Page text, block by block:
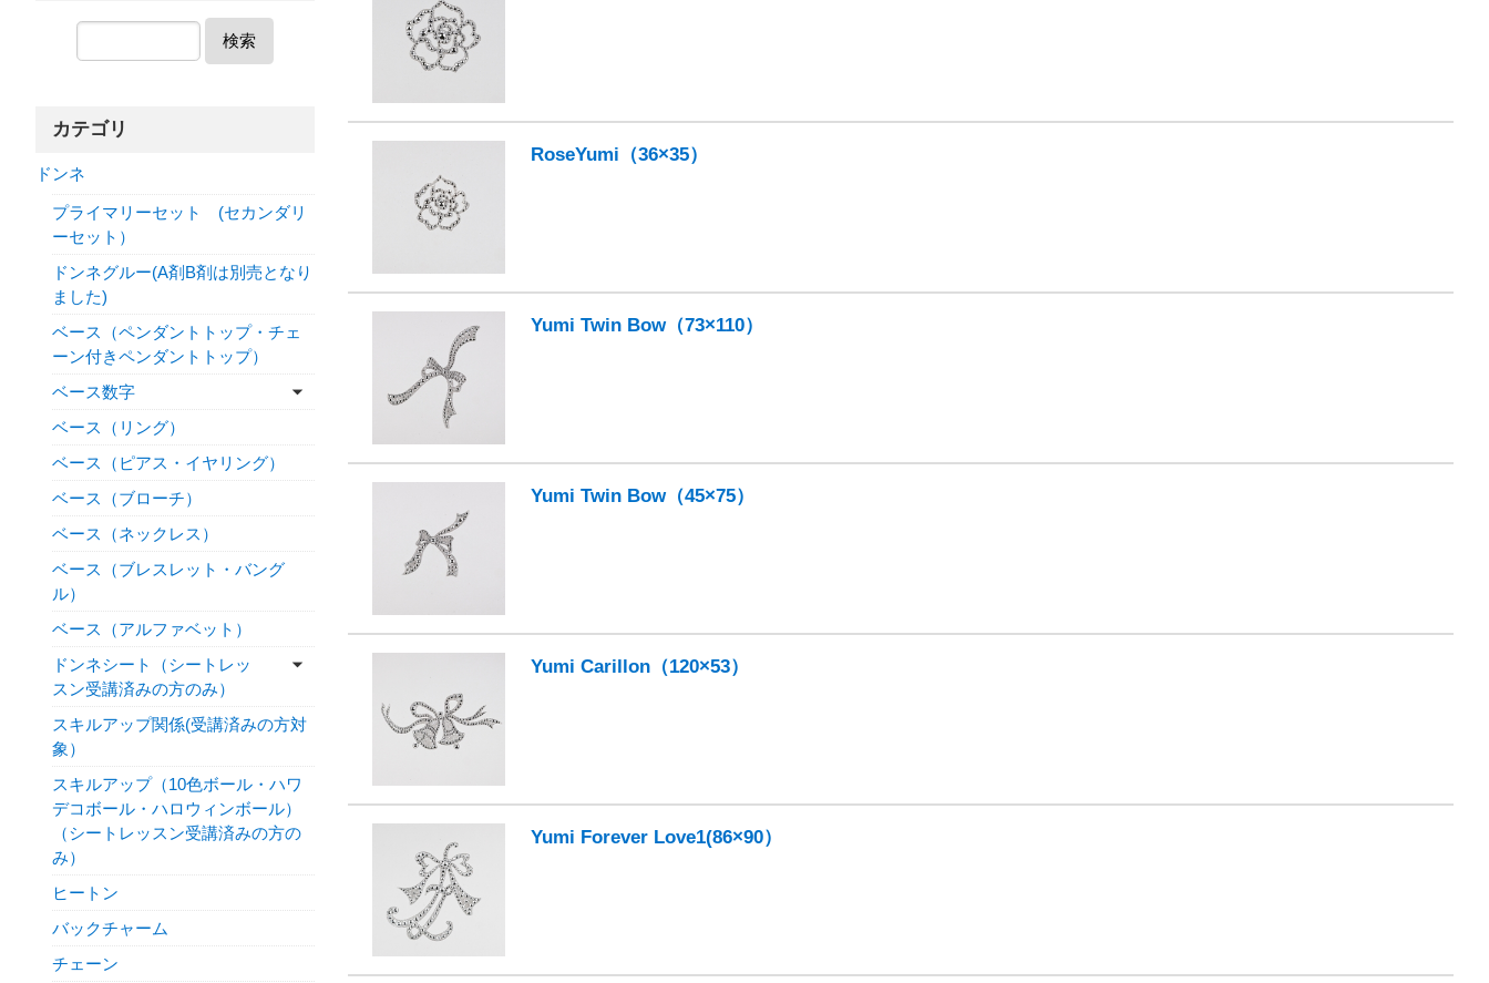
RoseYumi（36×35）
Yumi Twin Bow（73×110）
Yumi Twin Bow（45×75）
Yumi Carillon（120×53）
Yumi Forever Love1(86×90）
検索
カテゴリ
ドンネ
プライマリーセット (セカンダリ
ーセット）
ドンネグルー(A剤B剤は別売となり
ました)
ベース（ペンダントトップ・チェ
ーン付きペンダントトップ）
ベース数字
ベース（リング）
ベース（ピアス・イヤリング）
ベース（ブローチ）
ベース（ネックレス）
ベース（ブレスレット・バング
ル）
ベース（アルファベット）
ドンネシート（シートレッ
スン受講済みの方のみ）
スキルアップ関係(受講済みの方対
象）
スキルアップ（10色ボール・ハワ
デコボール・ハロウィンボール）
（シートレッスン受講済みの方の
み）
ヒートン
バックチャーム
チェーン